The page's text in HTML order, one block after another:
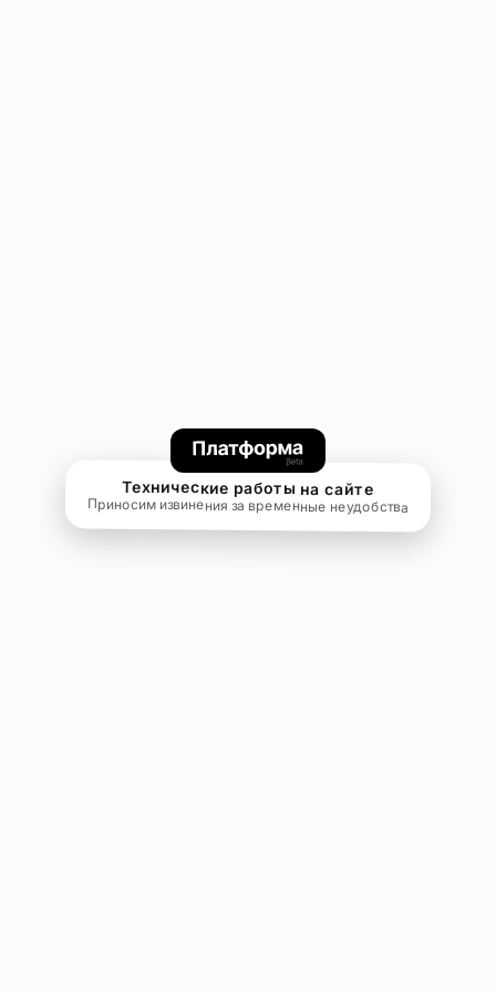
Технические работы на сайте
Приносим извинения за временные неудобства